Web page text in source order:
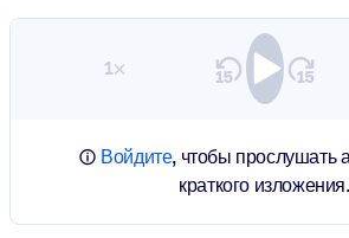
1×
Войдите, чтобы прослушать
краткого изложения.